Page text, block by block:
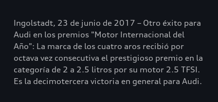
Ingolstadt, 23 de junio de 2017 – Otro éxito para
Audi en los premios "Motor Internacional del
Año": La marca de los cuatro aros recibió por
octava vez consecutiva el prestigioso premio en la
categoría de 2 a 2.5 litros por su motor 2.5 TFSI.
Es la decimotercera victoria en general para Audi.